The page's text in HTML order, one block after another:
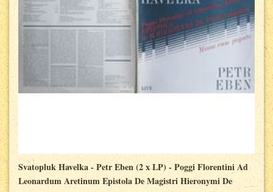
Svatopluk Havelka - Petr Eben (2 x LP) - Poggi Florentini Ad
Leonardum Aretinum Epistola De Magistri Hieronymi De